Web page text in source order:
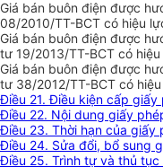
Giá bán buôn điện được
08/2010/TT-BCT có hiệu
Giá bán buôn điện được
tư 19/2013/TT-BCT có
Giá bán buôn điện được
tư 38/2012/TT-BCT có
Điều 21. Điều kiện cấp
Điều 22. Nội dung giấy
Điều 23. Thời hạn của giấy
Điều 24. Sửa đổi, bổ sung
Điều 25. Trình tự và thủ